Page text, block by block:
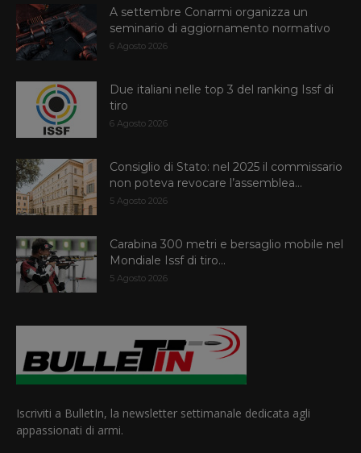
A settembre Conarmi organizza un
seminario di aggiornamento normativo
6 Agosto 2026
Due italiani nelle top 3 del ranking Issf di
tiro
6 Agosto 2026
Consiglio di Stato: nel 2025 il commissario
non poteva revocare l’assemblea...
5 Agosto 2026
Carabina 300 metri e bersaglio mobile nel
Mondiale Issf di tiro...
5 Agosto 2026
Iscriviti a BulletIn, la newsletter settimanale dedicata agli
appassionati di armi.